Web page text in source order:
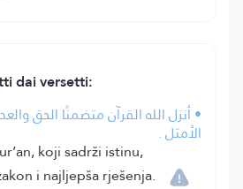
dai versetti:
• أنزل الله القرآن متضمنًا الحق
الأمثل .
koji sadrži istinu,
i najljepša rješenja.